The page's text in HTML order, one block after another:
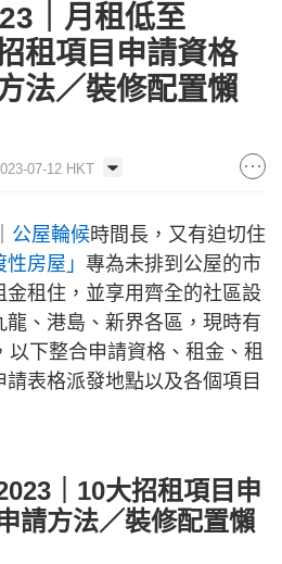
｜月租低至
租項目申請資格
法／裝修配置懶
07-12 HKT
公屋輪候時間長，又有迫切住
房屋」 專為未排到公屋的市
金租住，並享用齊全的社區設
、港島、新界各區，現時有
以下整合申請資格、租金、租
表格派發地點以及各個項目
｜10大招租項目申
請方法／裝修配置懶